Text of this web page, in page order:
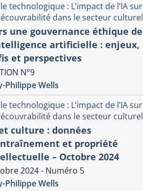
technologique : L’impact de l’IA sur
dans le secteur culturel
une gouvernance éthique de
artificielle : enjeux,
et perspectives
N°9
Philippe Wells
technologique : L’impact de l’IA sur
dans le secteur culturel
culture : données
et propriété
– Octobre 2024
2024 - Numéro 5
Philippe Wells